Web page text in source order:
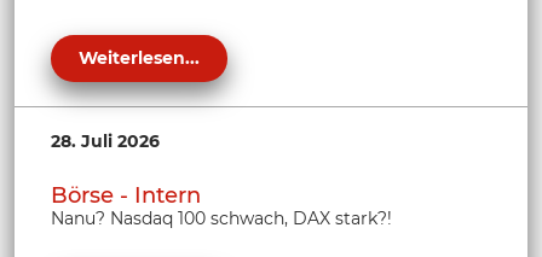
Weiterlesen...
28. Juli 2026
Börse - Intern
Nanu? Nasdaq 100 schwach, DAX stark?!